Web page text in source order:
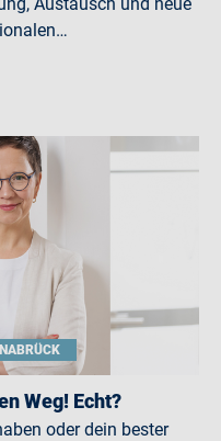
Weg! Echt?
oder dein bester